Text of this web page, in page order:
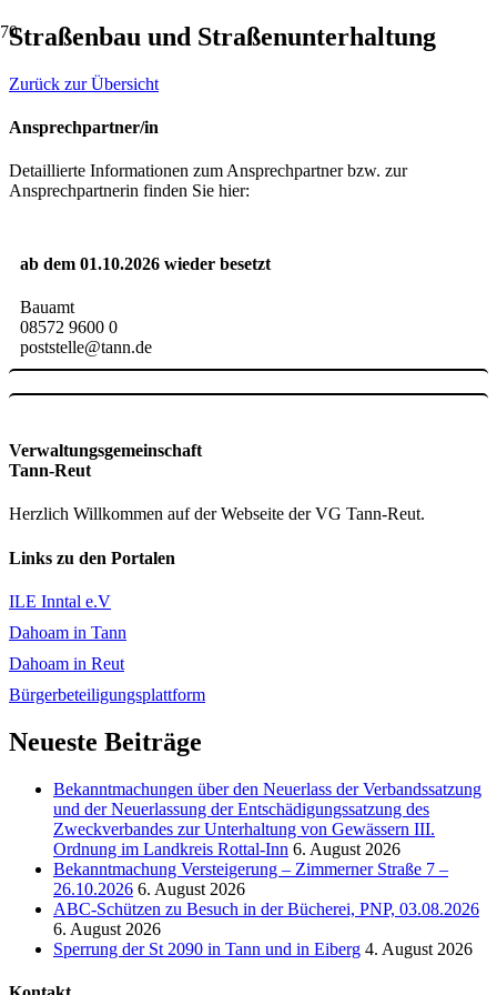
Straßenbau und Straßenunterhaltung
Zurück zur Übersicht
Ansprechpartner/in
Detaillierte Informationen zum Ansprechpartner bzw. zur
Ansprechpartnerin finden Sie hier:
ab dem 01.10.2026 wieder besetzt
Bauamt
08572 9600 0
poststelle@tann.de
Verwaltungsgemeinschaft
Tann-Reut
Herzlich Willkommen auf der Webseite der VG Tann-Reut.
Links zu den Portalen
ILE Inntal e.V
Dahoam in Tann
Dahoam in Reut
Bürgerbeteiligungsplattform
Neueste Beiträge
Bekanntmachungen über den Neuerlass der Verbandssatzung
und der Neuerlassung der Entschädigungssatzung des
Zweckverbandes zur Unterhaltung von Gewässern III.
Ordnung im Landkreis Rottal-Inn 6. August 2026
Bekanntmachung Versteigerung – Zimmerner Straße 7 –
26.10.2026 6. August 2026
ABC-Schützen zu Besuch in der Bücherei, PNP, 03.08.2026
6. August 2026
Sperrung der St 2090 in Tann und in Eiberg 4. August 2026